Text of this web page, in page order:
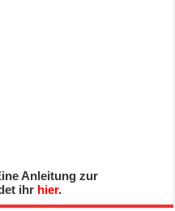
Anleitung zur
ihr hier.